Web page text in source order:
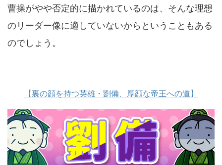
曹操がやや否定的に描かれているのは、そんな理想
のリーダー像に適していないからということもある
のでしょう。
【裏の顔を持つ英雄・劉備、厚顔な帝王への道】